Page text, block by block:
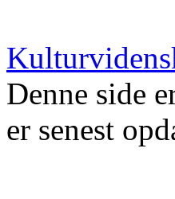
Denne side
er senest